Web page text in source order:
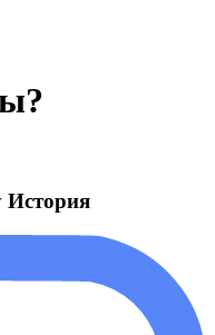
История